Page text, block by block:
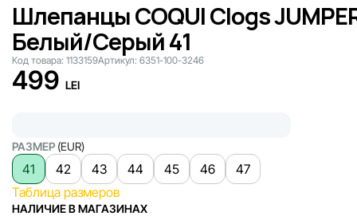
Шлепанцы COQUI Clogs
Белый/Серый 41
Код товара: 1133159Артикул: 6351-100-3246
499 LEI
РАЗМЕР (EUR)
41 42 43 44 45 46
47
Таблица размеров
НАЛИЧИЕ В МАГАЗИНАХ